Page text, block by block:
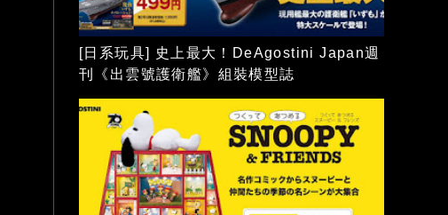
[日系玩具] 史上最大！DeAgostini Japan週
刊《出雲號護衛艦》組裝模型誌